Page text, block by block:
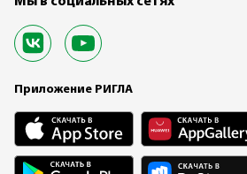
Приложение РИГЛА